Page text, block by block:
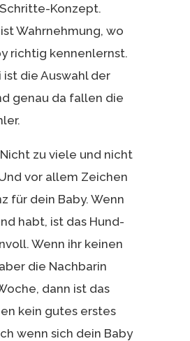
Konzept.
Wahrnehmung, wo
richtig kennenlernst.
die Auswahl der
genau da fallen die
zu viele und nicht
vor allem Zeichen
für dein Baby. Wenn
habt, ist das Hund-
Wenn ihr keinen
die Nachbarin
dann ist das
kein gutes erstes
wenn sich dein Baby